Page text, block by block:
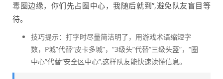
毒圈边缘，你们先占圈中心，我随后就到”,避免队友盲目等
待。
技巧提示：打字时尽量简洁明了，用游戏术语缩短字
数，P城”代替“皮卡多城”，“3级头”代替“三级头盔”，“圈
中心”代替“安全区中心”,这样队友能快速读懂信息。